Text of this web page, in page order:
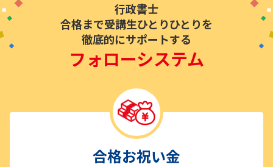
行政書士
合格まで受講生ひとりひとりを
徹底的にサポートする
フォローシステム
合格お祝い金